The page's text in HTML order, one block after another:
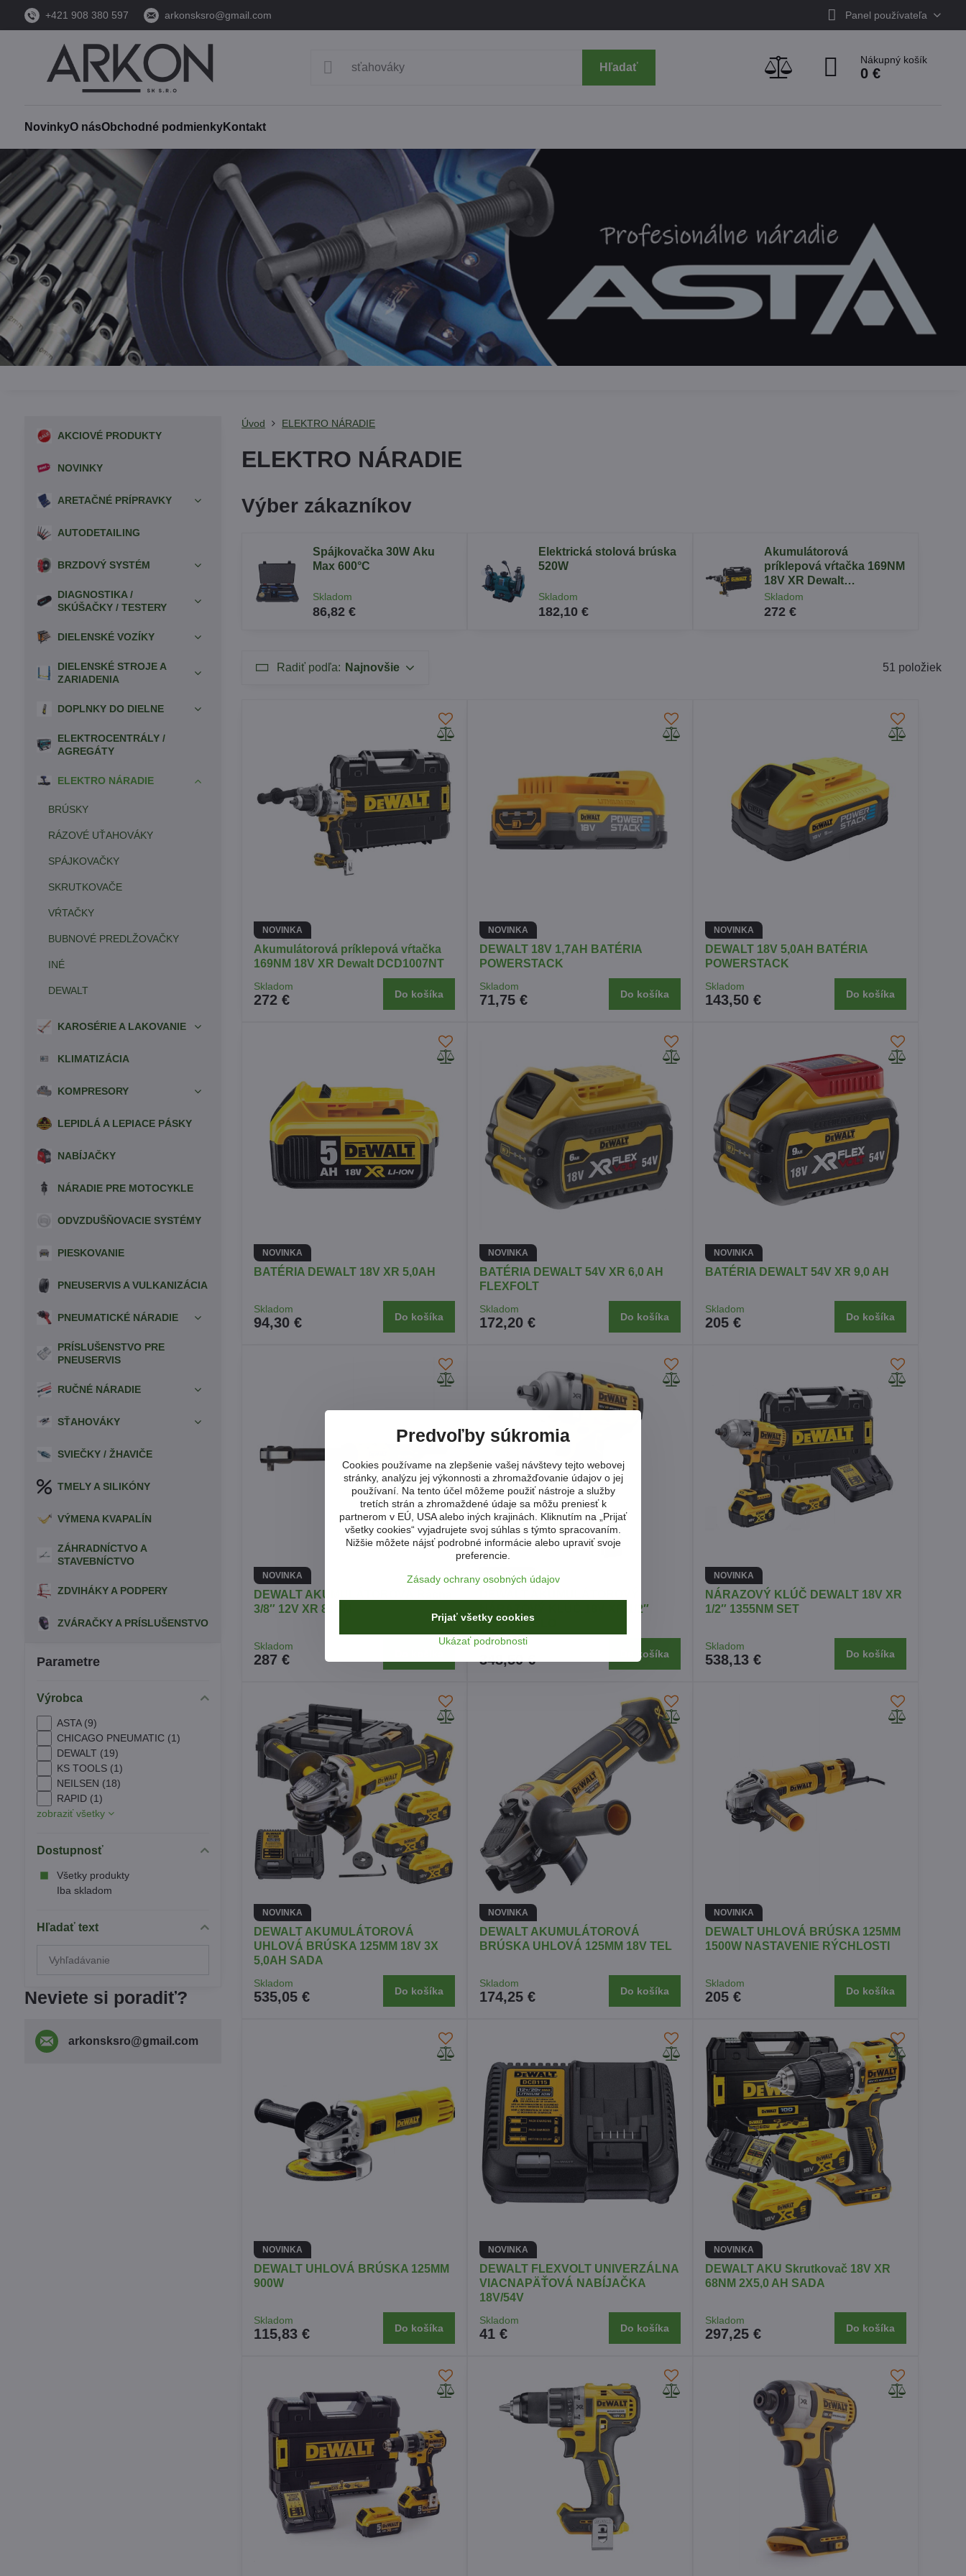
+421 908 380 597 arkonsksro@gmail.com Panel používateľa
Hľadať
Nákupný košík
0 €
NovinkyO násObchodné podmienkyKontakt
Úvod ELEKTRO NÁRADIE
ELEKTRO NÁRADIE
Výber zákazníkov
Spájkovačka 30W Aku
Max 600°C
Skladom
86,82 €
Elektrická stolová brúska
520W
Skladom
182,10 €
Akumulátorová
príklepová vŕtačka 169NM
18V XR Dewalt
DCD1007NT
Skladom
272 €
Radiť podľa: Najnovšie 51 položiek
NOVINKA
Akumulátorová príklepová vŕtačka
169NM 18V XR Dewalt DCD1007NT
Skladom
272 € Do košíka
NOVINKA
DEWALT 18V 1,7AH BATÉRIA
POWERSTACK
Skladom
71,75 € Do košíka
NOVINKA
DEWALT 18V 5,0AH BATÉRIA
POWERSTACK
Skladom
143,50 € Do košíka
NOVINKA
BATÉRIA DEWALT 18V XR 5,0AH
Skladom
94,30 € Do košíka
NOVINKA
BATÉRIA DEWALT 54V XR 6,0 AH
FLEXFOLT
Skladom
172,20 € Do košíka
NOVINKA
BATÉRIA DEWALT 54V XR 9,0 AH
Skladom
205 € Do košíka
NOVINKA
DEWALT AKUMULÁTOROVÁ Ráčna
3/8″ 12V XR 81NM
Skladom
287 €
NOVINKA
NÁRAZOVÝ KLÚČ 18V XR 1/2″
1152NM TELO
Skladom
348,50 € Do košíka
NOVINKA
NÁRAZOVÝ KLÚČ DEWALT 18V XR
1/2″ 1355NM SET
Skladom
538,13 € Do košíka
NOVINKA
DEWALT AKUMULÁTOROVÁ
UHLOVÁ BRÚSKA 125MM 18V 3X
5,0AH SADA
Skladom
535,05 € Do košíka
NOVINKA
DEWALT AKUMULÁTOROVÁ
BRÚSKA UHLOVÁ 125MM 18V TEL
Skladom
174,25 € Do košíka
NOVINKA
DEWALT UHLOVÁ BRÚSKA 125MM
1500W NASTAVENIE RÝCHLOSTI
Skladom
205 € Do košíka
NOVINKA
DEWALT UHLOVÁ BRÚSKA 125MM
900W
Skladom
115,83 € Do košíka
NOVINKA
DEWALT FLEXVOLT UNIVERZÁLNA
VIACNAPÄŤOVÁ NABÍJAČKA
18V/54V
Skladom
41 € Do košíka
NOVINKA
DEWALT AKU Skrutkovač 18V ​​XR
68NM 2X5,0 AH SADA
Skladom
297,25 € Do košíka
Parametre
Výrobca
ASTA (9)
CHICAGO PNEUMATIC (1)
DEWALT (19)
KS TOOLS (1)
NEILSEN (18)
RAPID (1)
zobraziť všetky
Dostupnosť
Všetky produkty
Iba skladom
Hľadať text
výsledky
fulltextom
Neviete si poradiť?
arkonsksro​@gmail​.com
AKCIOVÉ PRODUKTY
NOVINKY
ARETAČNÉ PRÍPRAVKY
AUTODETAILING
BRZDOVÝ SYSTÉM
DIAGNOSTIKA /
SKÚŠAČKY / TESTERY
DIELENSKÉ VOZÍKY
DIELENSKÉ STROJE A
ZARIADENIA
DOPLNKY DO DIELNE
ELEKTROCENTRÁLY /
AGREGÁTY
ELEKTRO NÁRADIE
BRÚSKY
RÁZOVÉ UŤAHOVÁKY
SPÁJKOVAČKY
SKRUTKOVAČE
VŔTAČKY
BUBNOVÉ PREDLŽOVAČKY
INÉ
DEWALT
KAROSÉRIE A LAKOVANIE
KLIMATIZÁCIA
KOMPRESORY
LEPIDLÁ A LEPIACE PÁSKY
NABÍJAČKY
NÁRADIE PRE MOTOCYKLE
ODVZDUŠŇOVACIE SYSTÉMY
PIESKOVANIE
PNEUSERVIS A VULKANIZÁCIA
PNEUMATICKÉ NÁRADIE
PRÍSLUŠENSTVO PRE
PNEUSERVIS
RUČNÉ NÁRADIE
SŤAHOVÁKY
SVIEČKY / ŽHAVIČE
TMELY A SILIKÓNY
VÝMENA KVAPALÍN
ZÁHRADNÍCTVO A
STAVEBNÍCTVO
ZDVIHÁKY A PODPERY
ZVÁRAČKY A PRÍSLUŠENSTVO
Predvoľby súkromia
Cookies používame na zlepšenie vašej návštevy tejto webovej
stránky, analýzu jej výkonnosti a zhromažďovanie údajov o jej
používaní. Na tento účel môžeme použiť nástroje a služby
tretích strán a zhromaždené údaje sa môžu preniesť k
partnerom v EÚ, USA alebo iných krajinách. Kliknutím na „Prijať
všetky cookies“ vyjadrujete svoj súhlas s týmto spracovaním.
Nižšie môžete nájsť podrobné informácie alebo upraviť svoje
preferencie.
Zásady ochrany osobných údajov
Ukázať podrobnosti
Prijať všetky cookies